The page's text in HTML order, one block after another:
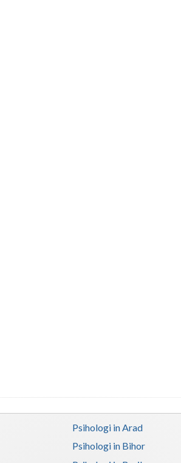
Psihologi in Arad
Psihologi in Bihor